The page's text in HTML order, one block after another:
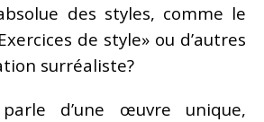
des styles, comme le
de style» ou d’autres
surréaliste?
d’une œuvre unique,